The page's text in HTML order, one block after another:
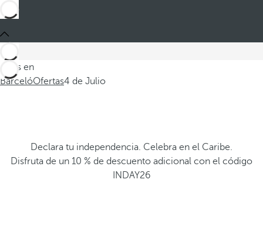
Estás en
BarcelóOfertas4 de Julio
Declara tu independencia. Celebra en el Caribe.
Disfruta de un 10 % de descuento adicional con el código
INDAY26